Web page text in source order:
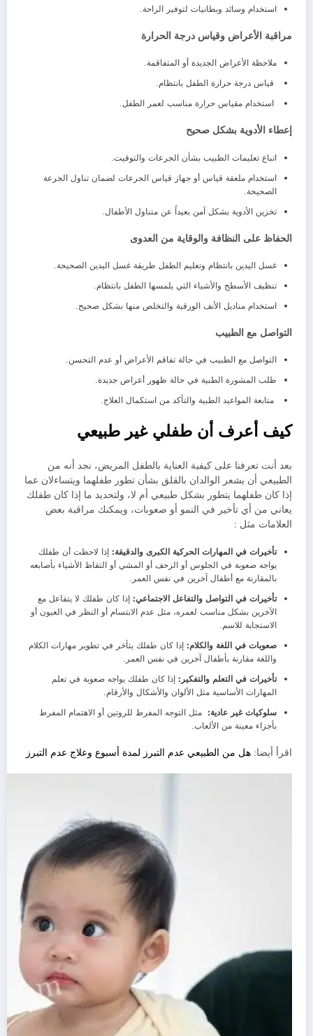
استخدام وسائد وبطانيات لتوفير الراحة.
مراقبة الأعراض وقياس درجة الحرارة
ملاحظة الأعراض الجديدة أو المتفاقمة.
قياس درجة حرارة الطفل بانتظام.
استخدام مقياس حرارة مناسب لعمر الطفل.
إعطاء الأدوية بشكل صحيح
اتباع تعليمات الطبيب بشأن الجرعات والتوقيت.
استخدام ملعقة قياس أو جهاز قياس الجرعات لضمان تناول الجرعة
الصحيحة.
تخزين الأدوية بشكل آمن بعيداً عن متناول الأطفال.
الحفاظ على النظافة والوقاية من العدوى
غسل اليدين بانتظام وتعليم الطفل طريقة غسل اليدين الصحيحة.
تنظيف الأسطح والأشياء التي يلمسها الطفل بانتظام.
استخدام مناديل الأنف الورقية والتخلص منها بشكل صحيح.
التواصل مع الطبيب
التواصل مع الطبيب في حالة تفاقم الأعراض أو عدم التحسن.
طلب المشورة الطبية في حالة ظهور أعراض جديدة.
متابعة المواعيد الطبية والتأكد من استكمال العلاج.
كيف أعرف أن طفلي غير طبيعي
بعد أنت تعرفنا على كيفية العناية بالطفل المريض، نجد أنه من
الطبيعي أن يشعر الوالدان بالقلق بشأن تطور طفلهما ويتساءلان عما
إذا كان طفلهما يتطور بشكل طبيعي أم لا، ولتحديد ما إذا كان طفلك
يعاني من أي تأخير في النمو أو صعوبات، ويمكنك مراقبة بعض
العلامات مثل :
تأخيرات في المهارات الحركية الكبرى والدقيقة: إذا لاحظت أن طفلك
يواجه صعوبة في الجلوس أو الزحف أو المشي أو التقاط الأشياء بأصابعه
بالمقارنة مع أطفال آخرين في نفس العمر.
تأخيرات في التواصل والتفاعل الاجتماعي: إذا كان طفلك لا يتفاعل مع
الآخرين بشكل مناسب لعمره، مثل عدم الابتسام أو النظر في العيون أو
الاستجابة للاسم.
صعوبات في اللغة والكلام: إذا كان طفلك يتأخر في تطوير مهارات الكلام
واللغة مقارنة بأطفال آخرين في نفس العمر.
تأخيرات في التعلم والتفكير: إذا كان طفلك يواجه صعوبة في تعلم
المهارات الأساسية مثل الألوان والأشكال والأرقام.
سلوكيات غير عادية: مثل التوجه المفرط للروتين أو الاهتمام المفرط
بأجزاء معينة من الألعاب.
اقرأ أيضا: هل من الطبيعي عدم التبرز لمدة أسبوع وعلاج عدم التبرز